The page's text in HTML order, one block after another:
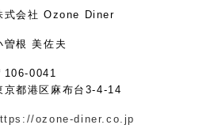
式会社 Ozone Diner
曽根 美佐夫
106-0041
京都港区麻布台3-4-14
ozone-diner.co.jp